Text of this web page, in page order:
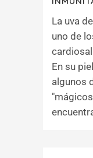
La uva
uno de
En su
algunos